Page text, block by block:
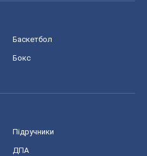
Баскетбол
Бокс
Підручники
ДПА